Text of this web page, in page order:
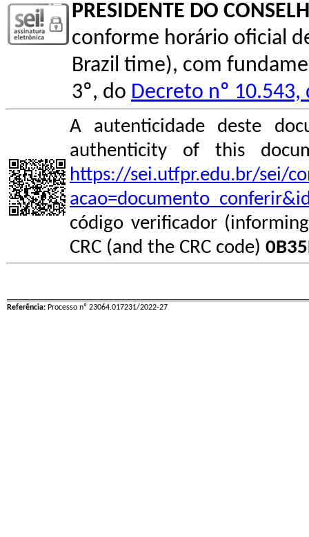
PRESIDENTE DO
conforme horário oficial
Brazil time), com
3º, do Decreto nº
A autenticidade deste
authenticity of this
https://sei.utfpr.edu.br/sei/
código verificador
CRC (and the CRC code)
Referência: Processo nº 23064.017231/2022-27